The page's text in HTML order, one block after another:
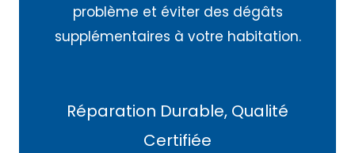
problème et éviter des dégâts
supplémentaires à votre habitation.
Réparation Durable, Qualité
Certifiée